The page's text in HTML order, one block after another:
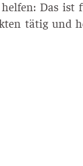
Das ist
tätig und